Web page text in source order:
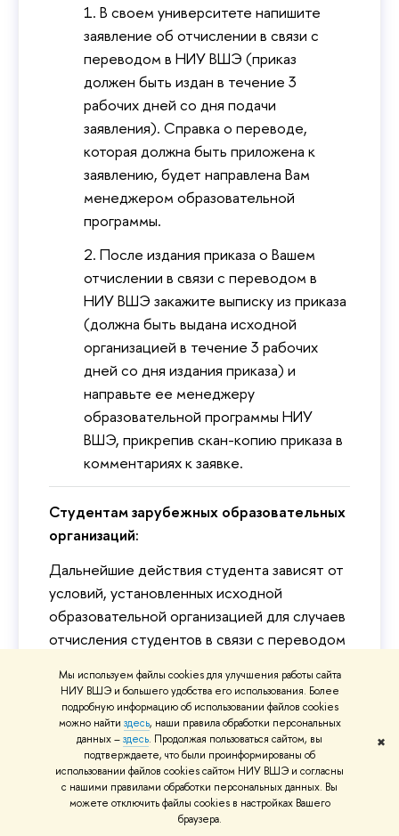
Мы используем файлы cookies для улучшения работы сайта
НИУ ВШЭ и большего удобства его использования. Более
подробную информацию об использовании файлов cookies
можно найти здесь, наши правила обработки персональных
данных –здесь. Продолжая пользоваться сайтом, вы
подтверждаете, что были проинформированы об
использовании файлов cookies сайтом НИУ ВШЭ и согласны
с нашими правилами обработки персональных данных. Вы
можете отключить файлы cookies в настройках Вашего
браузера.
✖
В своем университете напишите
заявление об отчислении в связи с
переводом в НИУ ВШЭ (приказ
должен быть издан в течение 3
рабочих дней со дня подачи
заявления). Справка о переводе,
которая должна быть приложена к
заявлению, будет направлена Вам
менеджером образовательной
программы.
После издания приказа о Вашем
отчислении в связи с переводом в
НИУ ВШЭ закажите выписку из приказа
(должна быть выдана исходной
организацией в течение 3 рабочих
дней со дня издания приказа) и
направьте ее менеджеру
образовательной программы НИУ
ВШЭ, прикрепив скан-копию приказа в
комментариях к заявке.
Студентам зарубежных образовательных
организаций:
Дальнейшие действия студента зависят от
условий, установленных исходной
образовательной организацией для случаев
отчисления студентов в связи с переводом
(включая иностранную), включая наличие
таких условий (необходимость подачи
заявления об отчислении в связи с
переводом, предоставление справки о
переводе, другое).